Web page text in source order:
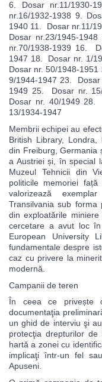
6. Dosar nr.11/1930-
nr.16/1932-1938 9.
1940 11. Dosar nr.11/
Dosar nr.23/1945-
nr.70/1938-1939 16.
1947 18. Dosar nr. 1/
Dosar nr. 50/1948-
9/1944-1947 23.
1949 25. Dosar nr.
Dosar nr. 40/1949
13/1934-1947
Membrii echipei au
British Library,
din Freiburg, Germania
a Austriei și, în special
Muzeul Tehnicii din
politicile memoriei
valorizează
Transilvania sub forma
din exploatările
cercetare a avut loc
European University
fundamentale despre
caz cu privere la
modernă.
Campanii de teren
În ceea ce privește
documentaţia
un ghid de interviu şi
protecţia drepturilor
hartă a zonei cu
implicaţi într-un fel
Apuseni.